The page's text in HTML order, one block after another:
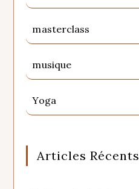
masterclass
musique
Yoga
Articles Récents